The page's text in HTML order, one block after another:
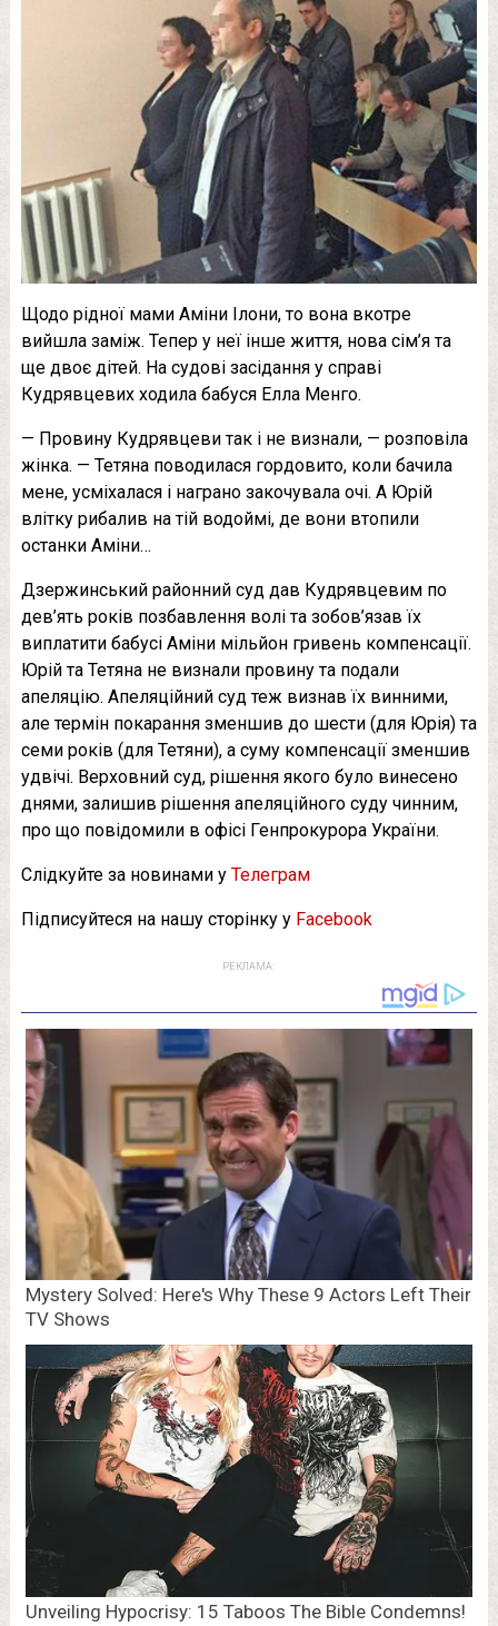
Щодо рідної мами Аміни Ілони, то вона вкотре
вийшла заміж. Тепер у неї інше життя, нова сім’я та
ще двоє дітей. На судові засідання у справі
Кудрявцевих ходила бабуся Елла Менго.
— Провину Кудрявцеви так і не визнали, — розповіла
жінка. — Тетяна поводилася гордовито, коли бачила
мене, усміхалася і награно закочувала очі. А Юрій
влітку рибалив на тій водоймі, де вони втопили
останки Аміни…
Дзержинський районний суд дав Кудрявцевим по
дев’ять років позбавлення волі та зобов’язав їх
виплатити бабусі Аміни мільйон гривень компенсації.
Юрій та Тетяна не визнали провину та подали
апеляцію. Апеляційний суд теж визнав їх винними,
але термін покарання зменшив до шести (для Юрія) та
семи років (для Тетяни), а суму компенсації зменшив
удвічі. Верховний суд, рішення якого було винесено
днями, залишив рішення апеляційного суду чинним,
про що повідомили в офісі Генпрокурора України.
Слідкуйте за новинами у Телеграм
Підписуйтеся на нашу сторінку у Facebook
РЕКЛАМА: